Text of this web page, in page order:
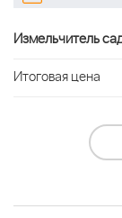
Измельчитель
Итоговая цена